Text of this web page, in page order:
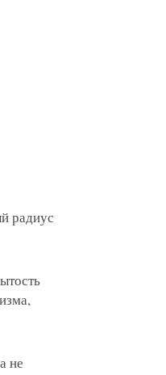
радиус
не